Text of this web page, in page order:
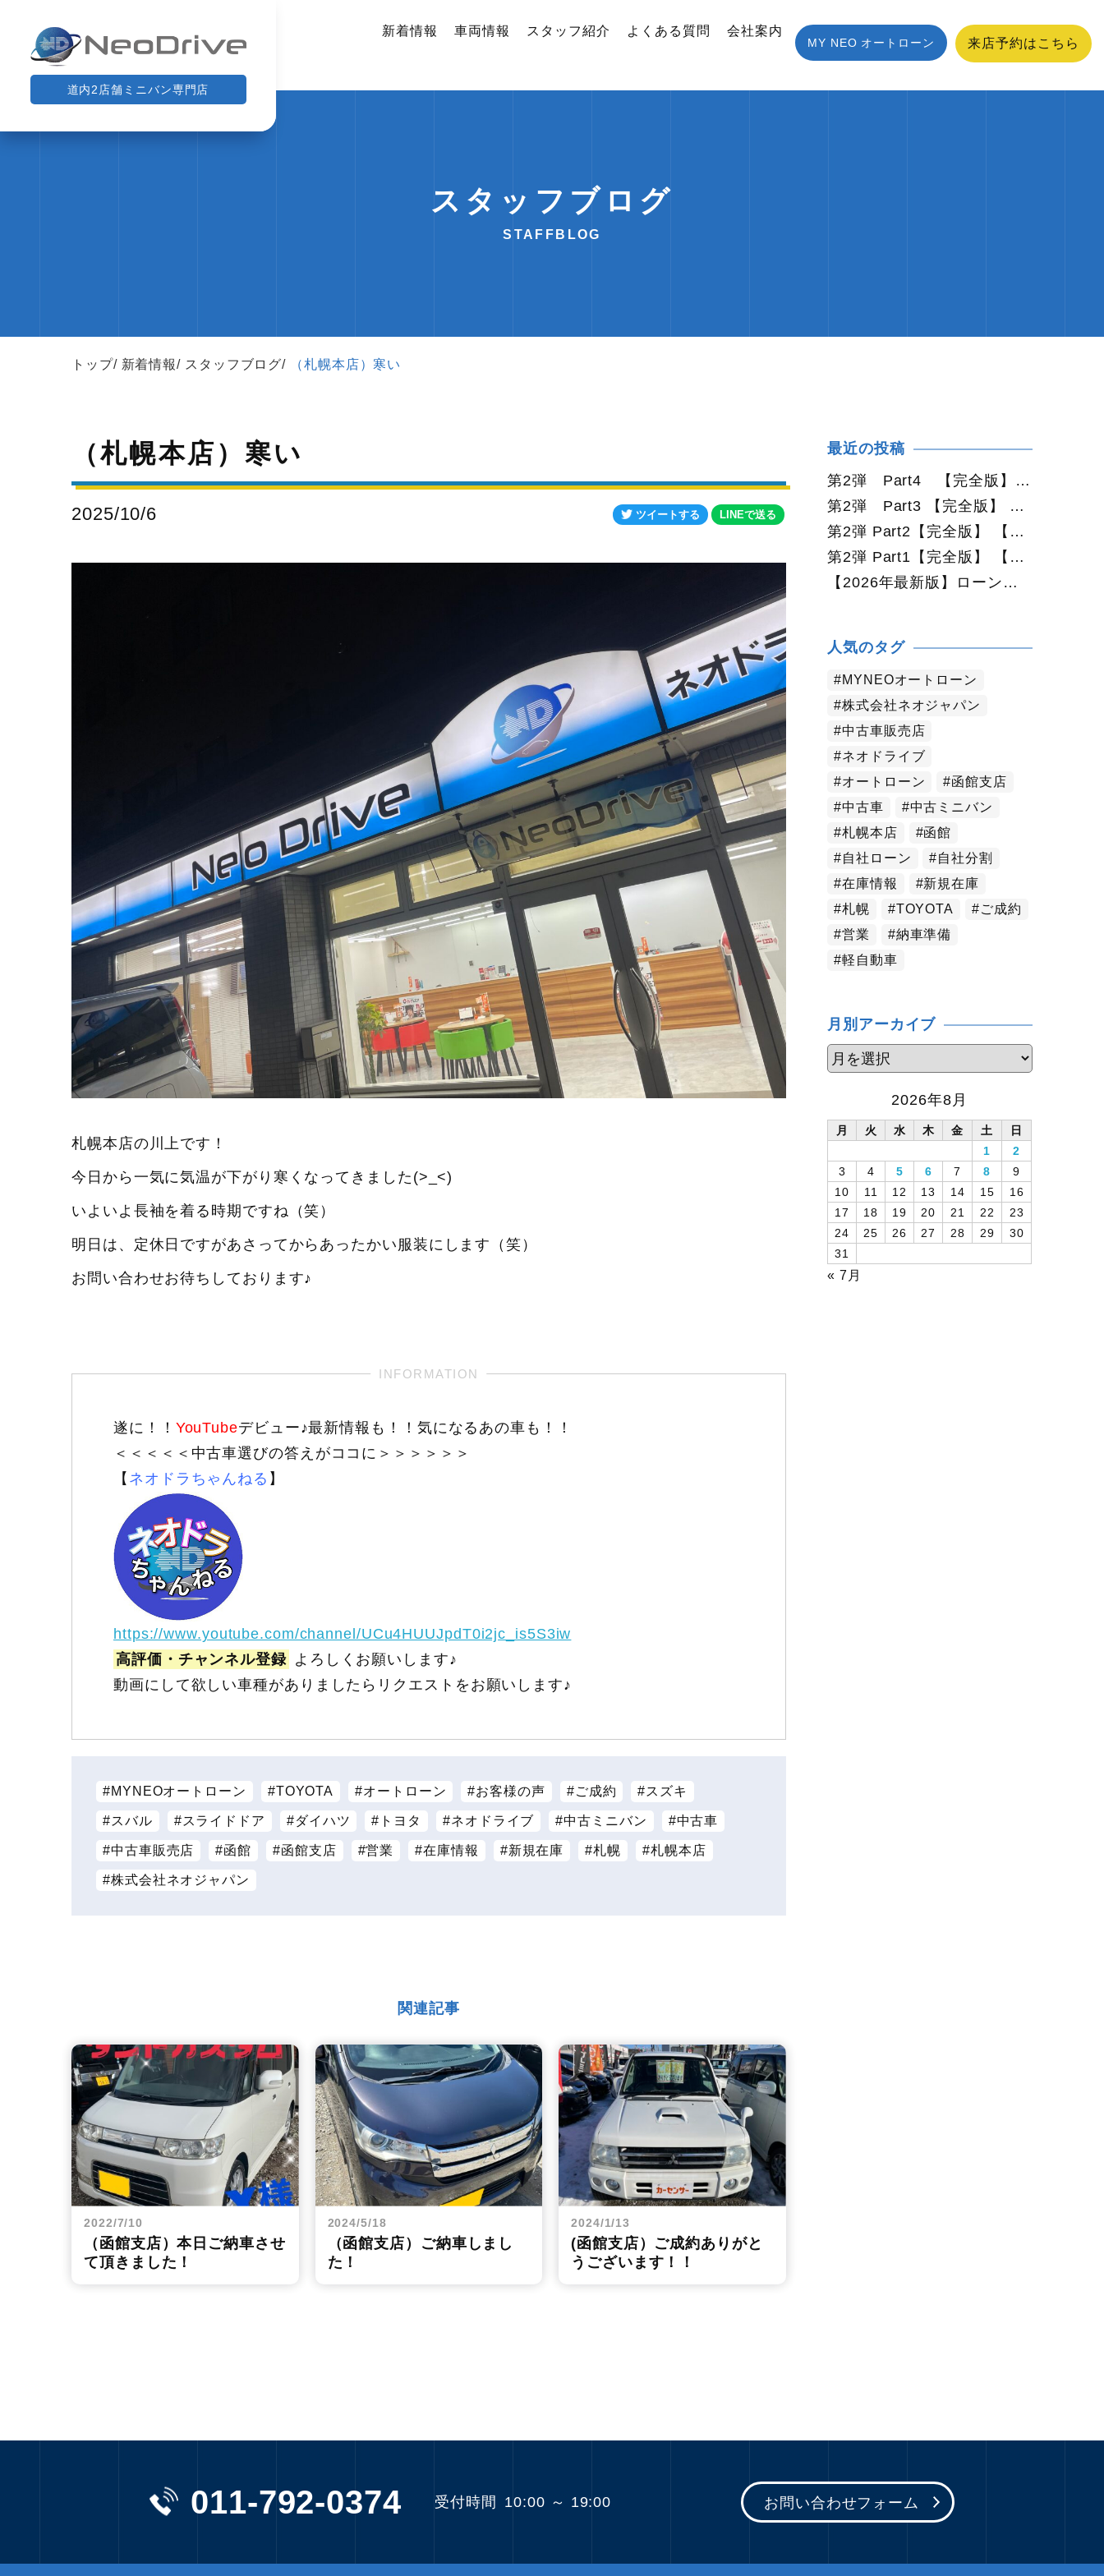
道内2店舗ミニバン専門店
新着情報 車両情報 スタッフ紹介 よくある質問 会社案内
MY NEO オートローン 来店予約はこちら
スタッフブログ
STAFFBLOG
トップ 新着情報 スタッフブログ （札幌本店）寒い
（札幌本店）寒い
2025/10/6 ツイートする LINEで送る
札幌本店の川上です！
今日から一気に気温が下がり寒くなってきました(>_<)
いよいよ長袖を着る時期ですね（笑）
明日は、定休日ですがあさってからあったかい服装にします（笑）
お問い合わせお待ちしております♪
遂に！！ YouTubeデビュー♪最新情報も！！気になるあの車も！！
＜＜＜＜＜中古車選びの答えがココに＞＞＞＞＞＞
【 ネオドラちゃんねる 】
https://www.youtube.com/channel/UCu4HUUJpdT0i2jc_is5S3iw
高評価・チャンネル登録 よろしくお願いします♪
動画にして欲しい車種がありましたらリクエストをお願いします♪
MYNEOオートローン TOYOTA オートローン お客様の声 ご成約 スズキ
スバル スライドドア ダイハツ トヨタ ネオドライブ 中古ミニバン 中古車
中古車販売店 函館 函館支店 営業 在庫情報 新規在庫 札幌 札幌本店
株式会社ネオジャパン
関連記事
2022/7/10
（函館支店）本日ご納車させ
て頂きました！
2024/5/18
（函館支店）ご納車しまし
た！
2024/1/13
(函館支店）ご成約ありがと
うございます！！
最近の投稿
第2弾 Part4 【完全版】 【2026年最新版】札幌で中古車を買うなら2WDと4WDどっち？北海道の雪道・燃費・価格・維持費を徹底比較
第2弾 Part3 【完全版】 【2026年最新版】札幌で軽自動車を持つと月々いくら？維持費・ガソリン・保険・車検・冬タイヤまで徹底解説
第2弾 Part2【完全版】 【2026年最新版】札幌で車を持つと年間いくら？軽自動車・コンパクトカー・ミニバン・SUVの維持費を徹底比較
第2弾 Part1【完全版】 【2026年最新版】札幌で車を持つと年間いくら？中古車の維持費・税金・ガソリン・駐車場代を徹底解説
【2026年最新版】ローンに不安がある方へ｜ネオドライブローンの窓口で中古車購入をサポート【札幌・函館・全国対応】
人気のタグ
MYNEOオートローン
株式会社ネオジャパン
中古車販売店
ネオドライブ
オートローン
函館支店
中古車
中古ミニバン
札幌本店
函館
自社ローン
自社分割
在庫情報
新規在庫
札幌
TOYOTA
ご成約
営業
納車準備
軽自動車
月別アーカイブ
2026年8月
月 火 水 木 金 土
日
1
2
3
4 5 6 7 8
9
10
11 12 13 14 15
16
17
18 19 20 21 22
23
24
25 26 27 28 29
30
31
« 7月
011-792-0374 受付時間 10:00 ～ 19:00 お問い合わせフォーム